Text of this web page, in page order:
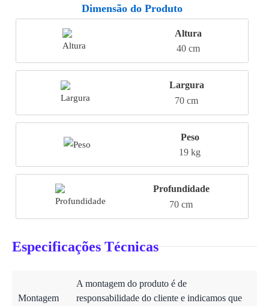
Dimensão do Produto
Altura
40 cm
Largura
70 cm
Peso
19 kg
Profundidade
70 cm
Especificações Técnicas
Montagem
A montagem do produto é de
responsabilidade do cliente e indicamos que